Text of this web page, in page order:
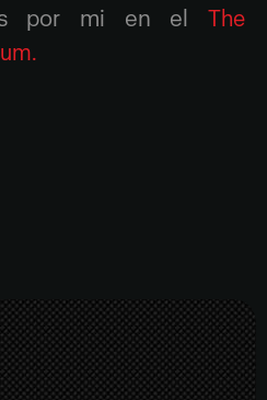
por mi en el The